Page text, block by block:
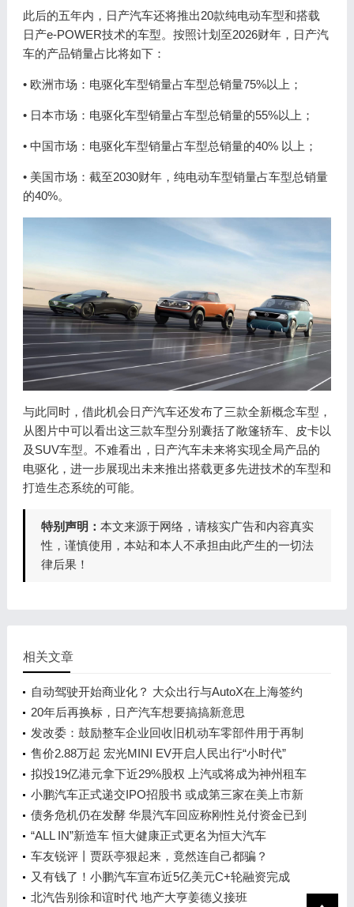
此后的五年内，日产汽车还将推出20款纯电动车型和搭载
日产e-POWER技术的车型。按照计划至2026财年，日产汽
车的产品销量占比将如下：
• 欧洲市场：电驱化车型销量占车型总销量75%以上；
• 日本市场：电驱化车型销量占车型总销量的55%以上；
• 中国市场：电驱化车型销量占车型总销量的40% 以上；
• 美国市场：截至2030财年，纯电动车型销量占车型总销量
的40%。
与此同时，借此机会日产汽车还发布了三款全新概念车型，
从图片中可以看出这三款车型分别囊括了敞篷轿车、皮卡以
及SUV车型。不难看出，日产汽车未来将实现全局产品的
电驱化，进一步展现出未来推出搭载更多先进技术的车型和
打造生态系统的可能。
特别声明： 本文来源于网络，请核实广告和内容真实
性，谨慎使用，本站和本人不承担由此产生的一切法
律后果！
相关文章
自动驾驶开始商业化？ 大众出行与AutoX在上海签约
20年后再换标，日产汽车想要搞搞新意思
发改委：鼓励整车企业回收旧机动车零部件用于再制
造
售价2.88万起 宏光MINI EV开启人民出行“小时代”
拟投19亿港元拿下近29%股权 上汽或将成为神州租车
第一大股东
小鹏汽车正式递交IPO招股书 或成第三家在美上市新
造车企
债务危机仍在发酵 华晨汽车回应称刚性兑付资金已到
位
“ALL IN”新造车 恒大健康正式更名为恒大汽车
车友锐评丨贾跃亭狠起来，竟然连自己都骗？
又有钱了！小鹏汽车宣布近5亿美元C+轮融资完成
北汽告别徐和谊时代 地产大亨姜德义接班